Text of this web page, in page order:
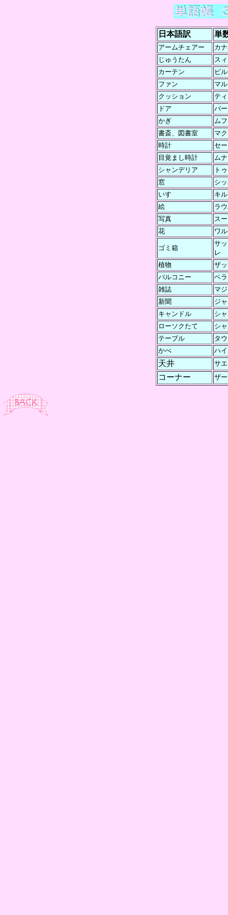
日本語訳 単
アームチェアー
カ
じゅうたん
ス
カーテン
ビ
ファン
マ
クッション
テ
ドア
バ
かぎ
ム
書斎、図書室
マ
時計
セ
目覚まし時計
ム
シャンデリア
ト
窓
シ
いす
キ
絵
ラ
写真
ス
花
ワ
ゴミ箱
サ
レ
植物
ザ
バルコニー
ベ
雑誌
マ
新聞
ジ
キャンドル
シ
ローソクたて
シ
テーブル
タ
かべ
ハ
天井 サ
コーナー ザ